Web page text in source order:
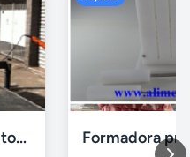
Guindaste munck para 2 toneladas